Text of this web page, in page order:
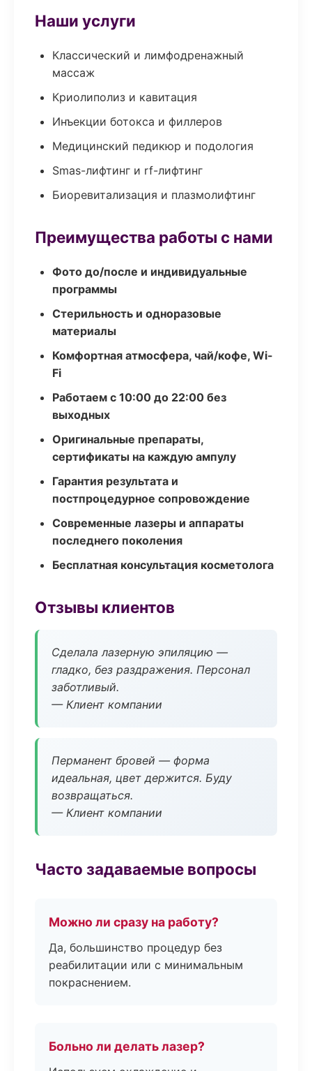
Наши услуги
Классический и лимфодренажный
массаж
Криолиполиз и кавитация
Инъекции ботокса и филлеров
Медицинский педикюр и подология
Smas-лифтинг и rf-лифтинг
Биоревитализация и плазмолифтинг
Преимущества работы с нами
Фото до/после и индивидуальные
программы
Стерильность и одноразовые
материалы
Комфортная атмосфера, чай/кофе, Wi-
Fi
Работаем с 10:00 до 22:00 без
выходных
Оригинальные препараты,
сертификаты на каждую ампулу
Гарантия результата и
постпроцедурное сопровождение
Современные лазеры и аппараты
последнего поколения
Бесплатная консультация косметолога
Отзывы клиентов
Сделала лазерную эпиляцию —
гладко, без раздражения. Персонал
заботливый.
— Клиент компании
Перманент бровей — форма
идеальная, цвет держится. Буду
возвращаться.
— Клиент компании
Часто задаваемые вопросы
Можно ли сразу на работу?
Да, большинство процедур без
реабилитации или с минимальным
покраснением.
Больно ли делать лазер?